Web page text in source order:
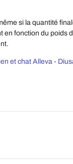
si la quantité
fonction du poids
et chat Alleva -